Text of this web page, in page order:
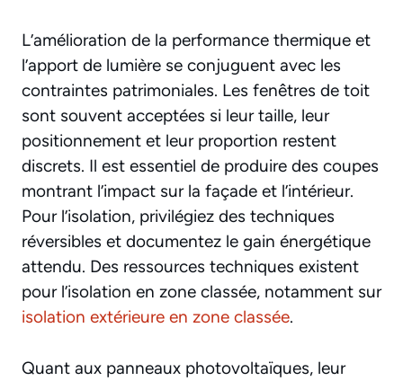
L’amélioration de la performance thermique et
l’apport de lumière se conjuguent avec les
contraintes patrimoniales. Les fenêtres de toit
sont souvent acceptées si leur taille, leur
positionnement et leur proportion restent
discrets. Il est essentiel de produire des coupes
montrant l’impact sur la façade et l’intérieur.
Pour l’isolation, privilégiez des techniques
réversibles et documentez le gain énergétique
attendu. Des ressources techniques existent
pour l’isolation en zone classée, notamment sur
isolation extérieure en zone classée.
Quant aux panneaux photovoltaïques, leur